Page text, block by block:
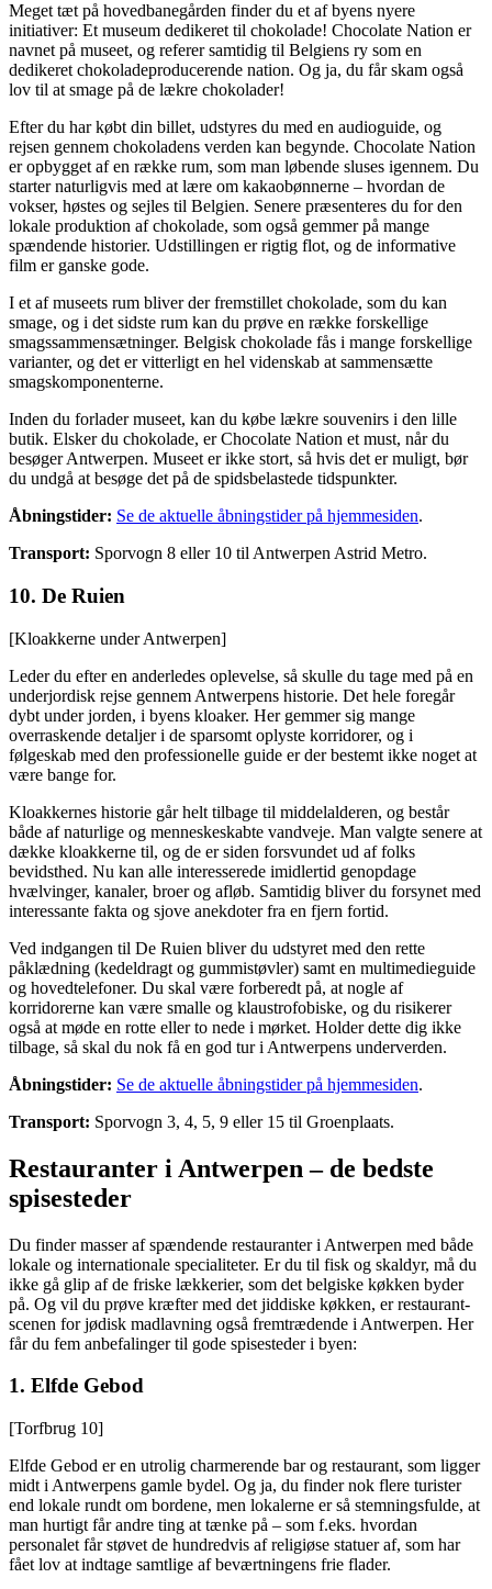
Meget tæt på hovedbanegården finder du et af byens nyere
initiativer: Et museum dedikeret til chokolade! Chocolate Nation er
navnet på museet, og referer samtidig til Belgiens ry som en
dedikeret chokoladeproducerende nation. Og ja, du får skam også
lov til at smage på de lækre chokolader!
Efter du har købt din billet, udstyres du med en audioguide, og
rejsen gennem chokoladens verden kan begynde. Chocolate Nation
er opbygget af en række rum, som man løbende sluses igennem. Du
starter naturligvis med at lære om kakaobønnerne – hvordan de
vokser, høstes og sejles til Belgien. Senere præsenteres du for den
lokale produktion af chokolade, som også gemmer på mange
spændende historier. Udstillingen er rigtig flot, og de informative
film er ganske gode.
I et af museets rum bliver der fremstillet chokolade, som du kan
smage, og i det sidste rum kan du prøve en række forskellige
smagssammensætninger. Belgisk chokolade fås i mange forskellige
varianter, og det er vitterligt en hel videnskab at sammensætte
smagskomponenterne.
Inden du forlader museet, kan du købe lækre souvenirs i den lille
butik. Elsker du chokolade, er Chocolate Nation et must, når du
besøger Antwerpen. Museet er ikke stort, så hvis det er muligt, bør
du undgå at besøge det på de spidsbelastede tidspunkter.
Åbningstider: Se de aktuelle åbningstider på hjemmesiden.
Transport: Sporvogn 8 eller 10 til Antwerpen Astrid Metro.
10. De Ruien
[Kloakkerne under Antwerpen]
Leder du efter en anderledes oplevelse, så skulle du tage med på en
underjordisk rejse gennem Antwerpens historie. Det hele foregår
dybt under jorden, i byens kloaker. Her gemmer sig mange
overraskende detaljer i de sparsomt oplyste korridorer, og i
følgeskab med den professionelle guide er der bestemt ikke noget at
være bange for.
Kloakkernes historie går helt tilbage til middelalderen, og består
både af naturlige og menneskeskabte vandveje. Man valgte senere at
dække kloakkerne til, og de er siden forsvundet ud af folks
bevidsthed. Nu kan alle interesserede imidlertid genopdage
hvælvinger, kanaler, broer og afløb. Samtidig bliver du forsynet med
interessante fakta og sjove anekdoter fra en fjern fortid.
Ved indgangen til De Ruien bliver du udstyret med den rette
påklædning (kedeldragt og gummistøvler) samt en multimedieguide
og hovedtelefoner. Du skal være forberedt på, at nogle af
korridorerne kan være smalle og klaustrofobiske, og du risikerer
også at møde en rotte eller to nede i mørket. Holder dette dig ikke
tilbage, så skal du nok få en god tur i Antwerpens underverden.
Åbningstider: Se de aktuelle åbningstider på hjemmesiden.
Transport: Sporvogn 3, 4, 5, 9 eller 15 til Groenplaats.
Restauranter i Antwerpen – de bedste
spisesteder
Du finder masser af spændende restauranter i Antwerpen med både
lokale og internationale specialiteter. Er du til fisk og skaldyr, må du
ikke gå glip af de friske lækkerier, som det belgiske køkken byder
på. Og vil du prøve kræfter med det jiddiske køkken, er restaurant-
scenen for jødisk madlavning også fremtrædende i Antwerpen. Her
får du fem anbefalinger til gode spisesteder i byen:
1. Elfde Gebod
[Torfbrug 10]
Elfde Gebod er en utrolig charmerende bar og restaurant, som ligger
midt i Antwerpens gamle bydel. Og ja, du finder nok flere turister
end lokale rundt om bordene, men lokalerne er så stemningsfulde, at
man hurtigt får andre ting at tænke på – som f.eks. hvordan
personalet får støvet de hundredvis af religiøse statuer af, som har
fået lov at indtage samtlige af beværtningens frie flader.